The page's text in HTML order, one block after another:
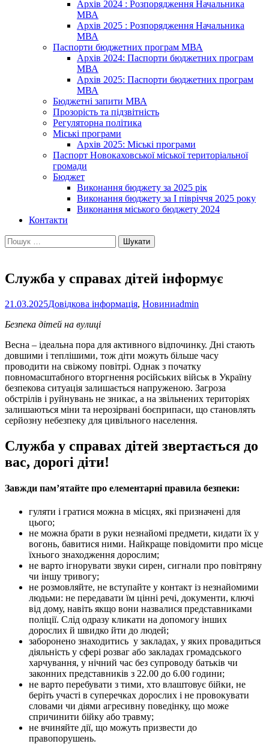
Архів 2024 : Розпорядження Начальника
МВА
Архів 2025 : Розпорядження Начальника
МВА
Паспорти бюджетних програм МВА
Архів 2024: Паспорти бюджетних програм
МВА
Архів 2025: Паспорти бюджетних програм
МВА
Бюджетні запити МВА
Прозорість та підзвітність
Регуляторна політика
Міські програми
Архів 2025: Міські програми
Паспорт Новокаховської міської територіальної
громади
Бюджет
Виконання бюджету за 2025 рік
Виконання бюджету за І півріччя 2025 року
Виконання міського бюджету 2024
Контакти
Пошук:
Служба у справах дітей інформує
21.03.2025Довідкова інформація, Новиниadmin
Безпека дітей на вулиці
Весна – ідеальна пора для активного відпочинку. Дні стають
довшими і теплішими, тож діти можуть більше часу
проводити на свіжому повітрі. Однак з початку
повномасштабного вторгнення російських військ в Україну
безпекова ситуація залишається напруженою. Загроза
обстрілів і руйнувань не зникає, а на звільнених територіях
залишаються міни та нерозірвані боєприпаси, що становлять
серйозну небезпеку для цивільного населення.
Служба у справах дітей звертається до
вас, дорогі діти!
Завжди пам’ятайте про елементарні правила безпеки:
гуляти і гратися можна в місцях, які призначені для
цього;
не можна брати в руки незнайомі предмети, кидати їх у
вогонь, бавитися ними. Найкраще повідомити про місце
їхнього знаходження дорослим;
не варто ігнорувати звуки сирен, сигнали про повітряну
чи іншу тривогу;
не розмовляйте, не вступайте у контакт із незнайомими
людьми: не передавати їм цінні речі, документи, ключі
від дому, навіть якщо вони назвалися представниками
поліції. Слід одразу кликати на допомогу інших
дорослих й швидко йти до людей;
заборонено знаходитись у закладах, у яких провадиться
діяльність у сфері розваг або закладах громадського
харчування, у нічний час без супроводу батьків чи
законних представників з 22.00 до 6.00 години;
не варто перебувати з тими, хто влаштовує бійки, не
беріть участі в суперечках дорослих і не провокувати
словами чи діями агресивну поведінку, що може
спричинити бійку або травму;
не вчиняйте дії, що можуть призвести до
правопорушень.